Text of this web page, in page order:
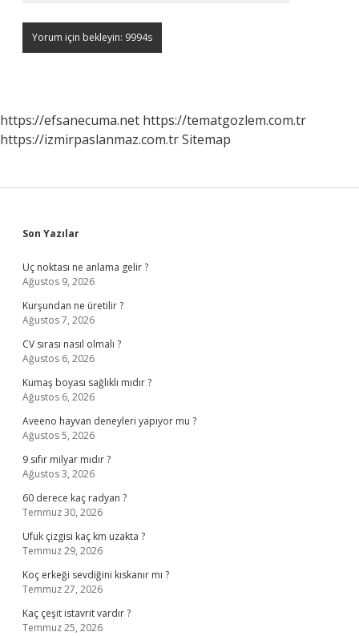
https://efsanecuma.net https://tematgozlem.com.tr
https://izmirpaslanmaz.com.trSitemap
Sidebar
Son Yazılar
Uç noktası ne anlama gelir ?
Ağustos 9, 2026
Kurşundan ne üretilir ?
Ağustos 7, 2026
CV sırası nasıl olmalı ?
Ağustos 6, 2026
Kumaş boyası sağlıklı mıdır ?
Ağustos 6, 2026
Aveeno hayvan deneyleri yapıyor mu ?
Ağustos 5, 2026
9 sıfır milyar mıdır ?
Ağustos 3, 2026
60 derece kaç radyan ?
Temmuz 30, 2026
Ufuk çizgisi kaç km uzakta ?
Temmuz 29, 2026
Koç erkeği sevdiğini kıskanır mı ?
Temmuz 27, 2026
Kaç çeşit istavrit vardır ?
Temmuz 25, 2026